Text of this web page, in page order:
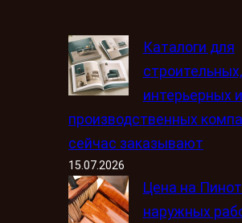
Каталоги для
строительных,
интерьерных и
производственных
сейчас заказывают
15.07.2026
Цена на
наружных